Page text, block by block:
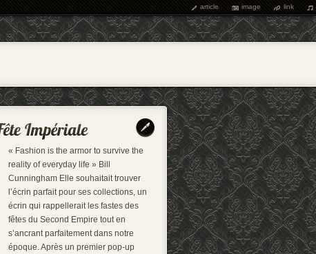
article image link
« Fashion is the armor to survive the
reality of everyday life » Bill
Cunningham Elle souhaitait trouver
l’écrin parfait pour ses collections, un
écrin qui rappellerait les fastes des
fêtes du Second Empire tout en
s’ancrant parfaitement dans notre
époque. Après un premier pop-up